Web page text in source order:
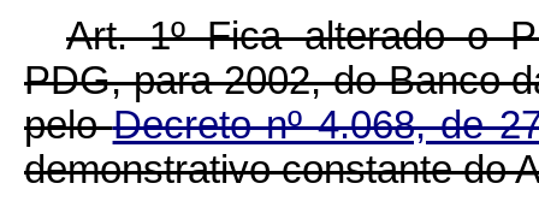
Art. 1º Fica alterado o
PDG, para 2002, do Banco
peloDecreto nº 4.068, de
demonstrativo constante do